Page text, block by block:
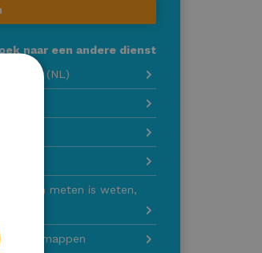
naar een andere dienst
(NL)
en meten is weten,
mindmappen